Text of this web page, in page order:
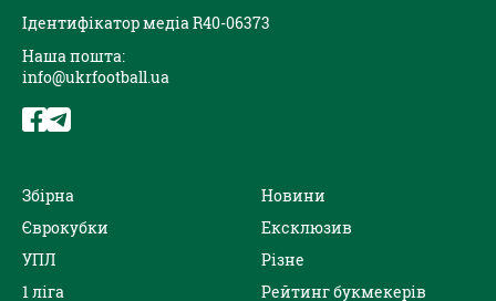
Ідентифікатор медіа R40-06373
Наша пошта:
info@ukrfootball.ua
Збірна
Єврокубки
УПЛ
1 ліга
Новини
Ексклюзив
Різне
Рейтинг букмекерів